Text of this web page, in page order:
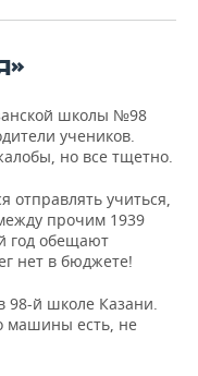
школы №98
учеников.
но все тщетно.
отправлять учиться,
прочим 1939
год обещают
нет в бюджете!
й школе Казани.
машины есть, не